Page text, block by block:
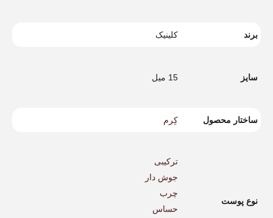
برند کلینیک
سایز 15 میل
ساختار محصول کِرم
نوع پوست
ترکیبی
جوش دار
چرب
حساس